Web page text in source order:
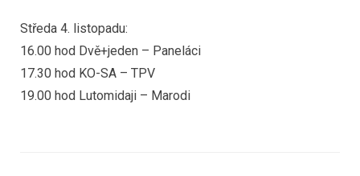
Středa 4. listopadu:
16.00 hod Dvě+jeden – Paneláci
17.30 hod KO-SA – TPV
19.00 hod Lutomidaji – Marodi